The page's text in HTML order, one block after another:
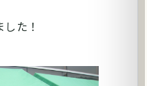
た！